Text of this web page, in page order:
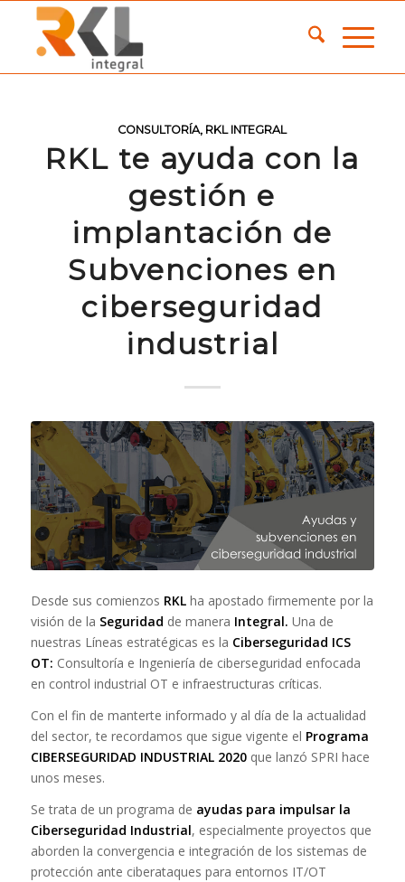
CONSULTORÍA, RKL INTEGRAL
RKL te ayuda con la
gestión e
implantación de
Subvenciones en
ciberseguridad
industrial
Desde sus comienzos RKLha apostado firmemente por la
visión de la Seguridad de manera Integral. Una de
nuestras Líneas estratégicas es la Ciberseguridad ICS
OT: Consultoría e Ingeniería de ciberseguridad enfocada
en control industrial OT e infraestructuras críticas.
Con el fin de manterte informado y al día de la actualidad
del sector, te recordamos que sigue vigente el Programa
CIBERSEGURIDAD INDUSTRIAL 2020 que lanzó SPRI hace
unos meses.
Se trata de un programa de ayudas para impulsar la
Ciberseguridad Industrial, especialmente proyectos que
aborden la convergencia e integración de los sistemas de
protección ante ciberataques para entornos IT/OT